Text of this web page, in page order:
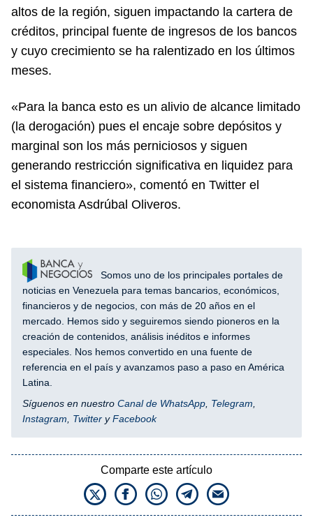
altos de la región, siguen impactando la cartera de
créditos, principal fuente de ingresos de los bancos
y cuyo crecimiento se ha ralentizado en los últimos
meses.
«Para la banca esto es un alivio de alcance limitado
(la derogación) pues el encaje sobre depósitos y
marginal son los más perniciosos y siguen
generando restricción significativa en liquidez para
el sistema financiero», comentó en Twitter el
economista Asdrúbal Oliveros.
Somos uno de los principales portales de
noticias en Venezuela para temas bancarios, económicos,
financieros y de negocios, con más de 20 años en el
mercado. Hemos sido y seguiremos siendo pioneros en la
creación de contenidos, análisis inéditos e informes
especiales. Nos hemos convertido en una fuente de
referencia en el país y avanzamos paso a paso en América
Latina.
Síguenos en nuestro Canal de WhatsApp Telegram
Instagram
Twitter yFacebook
Comparte este artículo